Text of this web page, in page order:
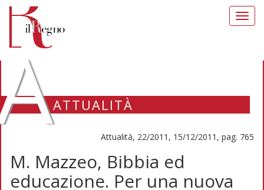
ATTUALITÀ
Attualità, 22/2011, 15/12/2011, pag. 765
M. Mazzeo, Bibbia ed
educazione. Per una nuova